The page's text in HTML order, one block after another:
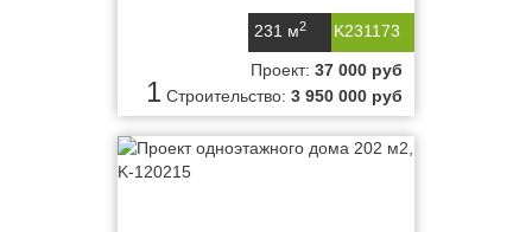
K231173
231 м2
1
Проект: 37 000 руб
Строительство: 3 950 000 руб